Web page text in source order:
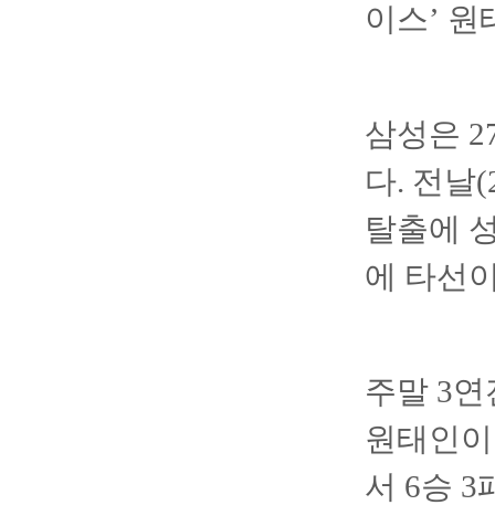
이스’
삼성은
다. 전날
탈출에
에 타선
주말 3
원태인
서 6승 3